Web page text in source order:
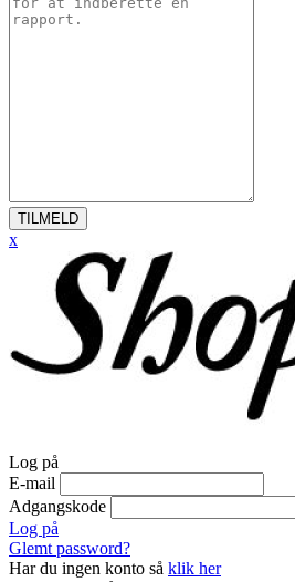
TILMELD
x
Log på
E-mail
Adgangskode
Log på
Glemt password?
Har du ingen konto så klik her